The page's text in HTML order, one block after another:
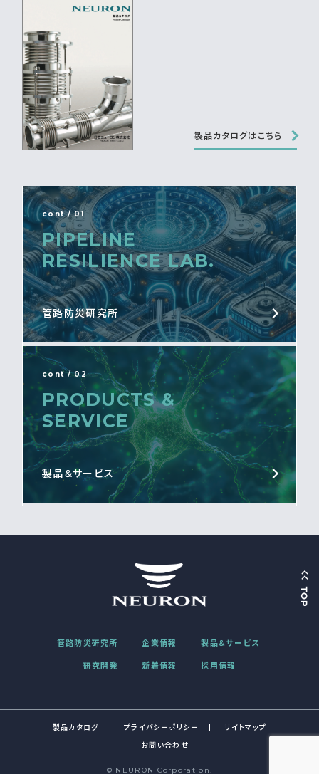
製品カタログはこちら
cont / 01
PIPELINE
RESILIENCE LAB.
管路防災研究所
cont / 02
PRODUCTS &
SERVICE
製品＆サービス
管路防災研究所 企業情報 製品＆サービス
研究開発 新着情報 採用情報
製品カタログ プライバシーポリシー
サイトマップ
お問い合わせ
© NEURON Corporation.